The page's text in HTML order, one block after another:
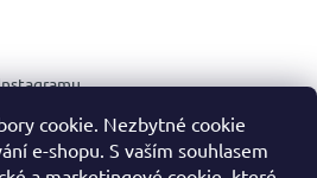
cookie. Nezbytné cookie
e-shopu. S vaším souhlasem
MEDIA KIT